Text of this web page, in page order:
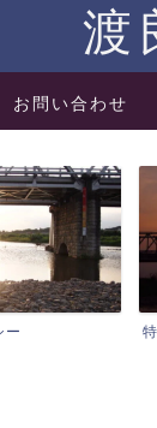
渡
お問い合わせ
表記